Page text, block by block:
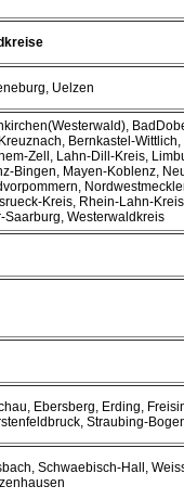
Uelzen
Bernkastel-
Zell, Lahn-Dill-Kreis,
Bingen, Mayen-Koblenz,
Kreis, Rhein-Lahn-
Saarburg, Westerwaldkreis
Ebersberg, Erding,
Straubing-
Schwaebisch-Hall,